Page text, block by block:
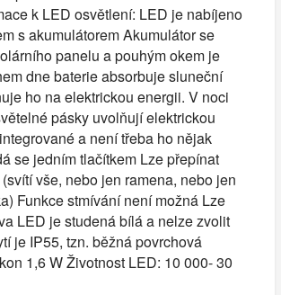
k LED osvětlení: LED je nabíjeno
s akumulátorem Akumulátor se
panelu a pouhým okem je
dne baterie absorbuje sluneční
ho na elektrickou energii. V noci
pásky uvolňují elektrickou
a není třeba ho nějak
se jedním tlačítkem Lze přepínat
vše, nebo jen ramena, nebo jen
Funkce stmívání není možná Lze
LED je studená bílá a nelze zvolit
je IP55, tzn. běžná povrchová
1,6 W Životnost LED: 10 000- 30